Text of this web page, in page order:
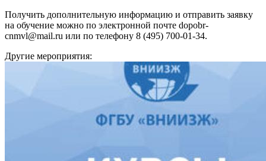
Получить дополнительную информацию и отправить заявку
на обучение можно по электронной почте dopobr-
cnmvl@mail.ru или по телефону 8 (495) 700-01-34.
Другие мероприятия: